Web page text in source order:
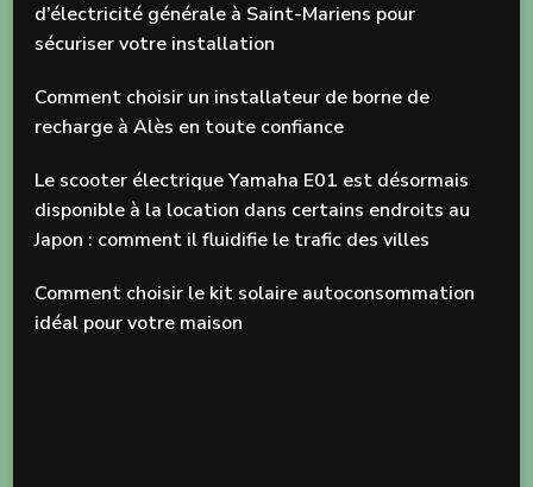
d’électricité générale à Saint-Mariens pour
sécuriser votre installation
Comment choisir un installateur de borne de
recharge à Alès en toute confiance
Le scooter électrique Yamaha E01 est désormais
disponible à la location dans certains endroits au
Japon : comment il fluidifie le trafic des villes
Comment choisir le kit solaire autoconsommation
idéal pour votre maison